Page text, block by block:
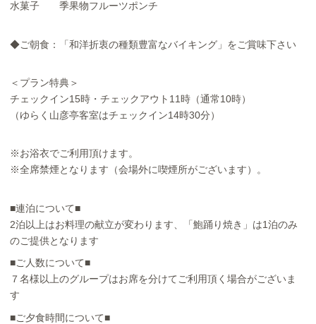
水菓子 季果物フルーツポンチ
◆ご朝食：「和洋折衷の種類豊富なバイキング」をご賞味下さい
＜プラン特典＞
チェックイン15時・チェックアウト11時（通常10時）
（ゆらく山彦亭客室はチェックイン14時30分）
※お浴衣でご利用頂けます。
※全席禁煙となります（会場外に喫煙所がございます）。
■連泊について■
2泊以上はお料理の献立が変わります、「鮑踊り焼き」は1泊のみ
のご提供となります
■ご人数について■
７名様以上のグループはお席を分けてご利用頂く場合がございま
す
■ご夕食時間について■